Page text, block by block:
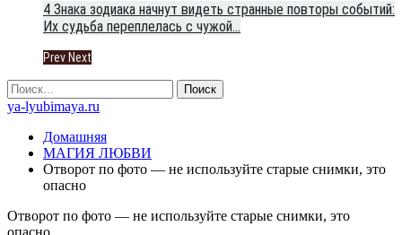
4 Знака зодиака начнут видеть странные повторы событий:
Их судьба переплелась с чужой…
Prev Next
ya-lyubimaya.ru
Домашняя
МАГИЯ ЛЮБВИ
Отворот по фото — не используйте старые снимки, это
опасно
Отворот по фото — не используйте старые снимки, это
опасно